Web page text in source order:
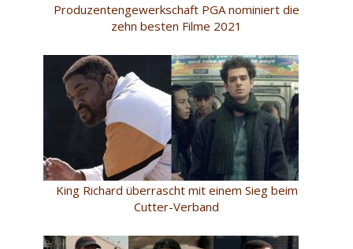
Produzentengewerkschaft PGA nominiert die
zehn besten Filme 2021
King Richard überrascht mit einem Sieg beim
Cutter-Verband